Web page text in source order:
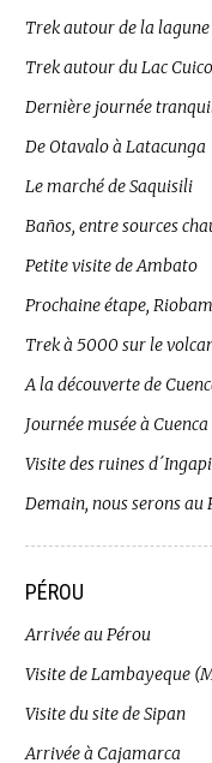
Trek autour de la
Trek autour du Lac
Dernière journée
De Otavalo à Latacunga
Le marché de Saquisili
Baños, entre sources
Petite visite de Ambato
Prochaine étape,
Trek à 5000 sur le
A la découverte de
Journée musée à Cuenca
Visite des ruines
Demain, nous serons au
PÉROU
Arrivée au Pérou
Visite de Lambayeque
Visite du site de Sipan
Arrivée à Cajamarca